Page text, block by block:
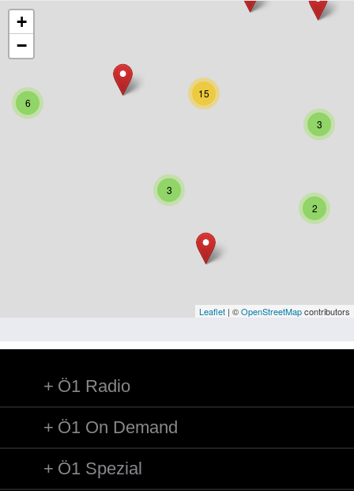
Burgenland
Oberösterreich
Salzburg
Steiermark
Vorarlberg
Besatzungsmächte
Frauen, Mütter, Kinder
3
3
2
15
6
+
−
Leaflet | ©OpenStreetMapcontributors
Ö1 Radio
Ö1 On Demand
Ö1 Spezial